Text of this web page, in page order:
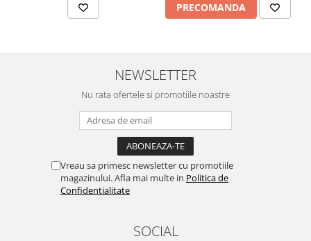
PRECOMANDA
NEWSLETTER
Nu rata ofertele si promotiile noastre
Vreau sa primesc newsletter cu promotiile
magazinului. Afla mai multe in Politica de
Confidentialitate
SOCIAL